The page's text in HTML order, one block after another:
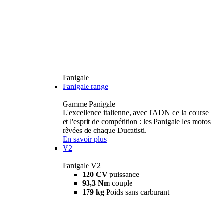
Panigale
Panigale range
Gamme Panigale
L'excellence italienne, avec l'ADN de la course
et l'esprit de compétition : les Panigale les motos
rêvées de chaque Ducatisti.
En savoir plus
V2
Panigale V2
120 CV puissance
93,3 Nm couple
179 kg Poids sans carburant